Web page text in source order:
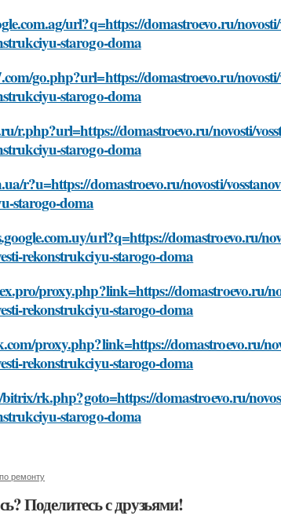
url?q=https://domastroevo.ru/
starogo-doma
go.php?url=https://domastroevo.ru/
starogo-doma
r.php?url=https://domastroevo.ru/novosti/
starogo-doma
r?u=https://domastroevo.ru/novosti/
starogo-doma
url?q=https://domastroevo.ru/
rekonstrukciyu-starogo-doma
proxy.php?link=https://domastroevo.ru/
rekonstrukciyu-starogo-doma
proxy.php?link=https://domastroevo.ru/
rekonstrukciyu-starogo-doma
rk.php?goto=https://domastroevo.ru/
starogo-doma
ремонту
Поделитесь с друзьями!